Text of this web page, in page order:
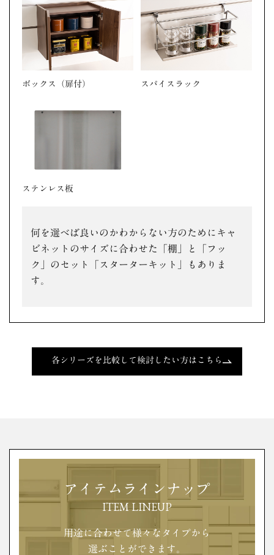
ボックス（扉付） スパイスラック
ステンレス板
何を選べば良いのかわからない方のためにキャ
ビネットのサイズに合わせた「棚」と「フッ
ク」のセット「スターターキット」もありま
す。
各シリーズを比較して検討したい方はこちら
アイテムラインナップ
ITEM LINEUP
用途に合わせて様々なタイプから
選ぶことができます。